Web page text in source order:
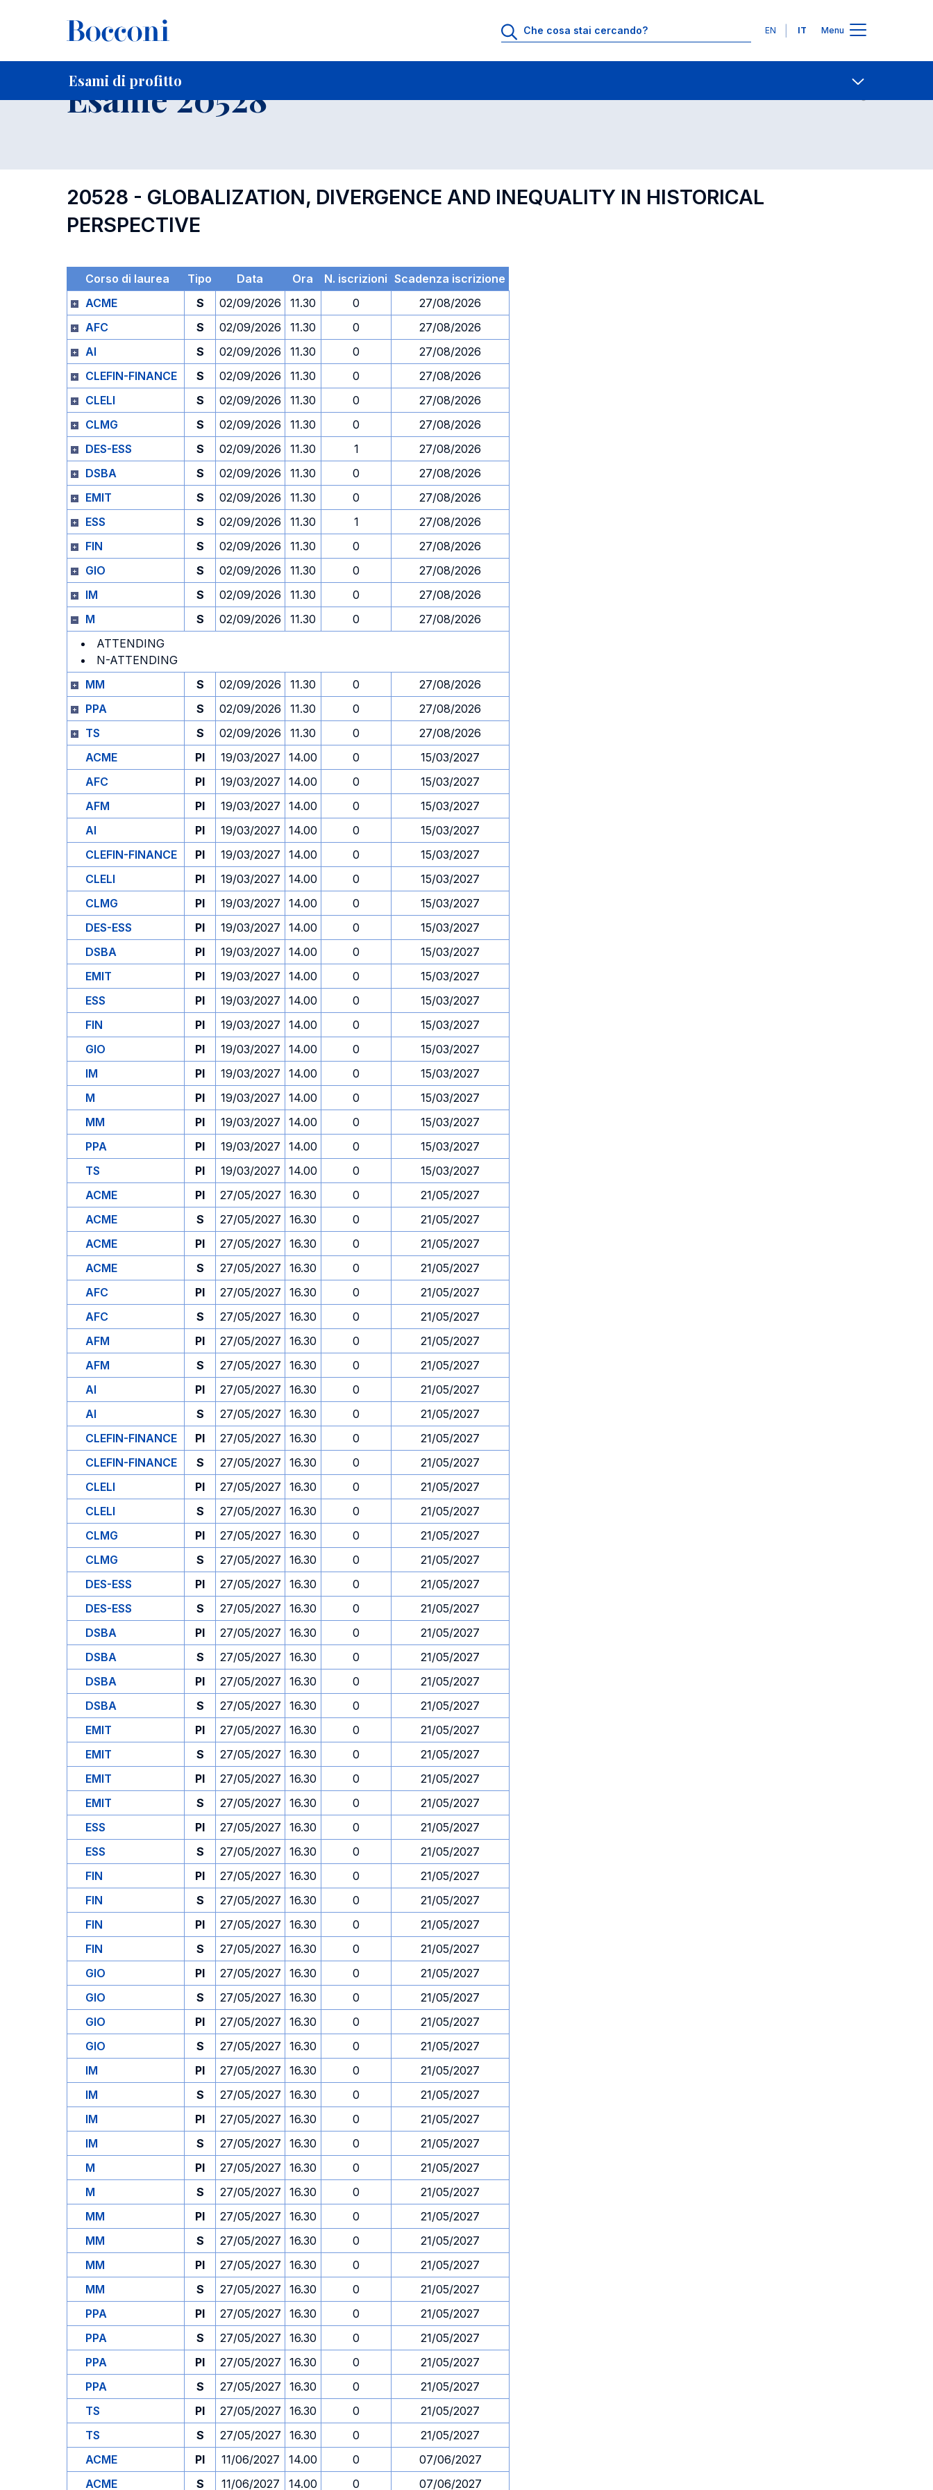
Lingue
EN IT Menu
Esami di profitto
Home Per studenti iscritti Contatti
Esame 20528
20528 - GLOBALIZATION, DIVERGENCE AND INEQUALITY IN HISTORICAL
PERSPECTIVE
Corso di laurea Tipo Data Ora N. iscrizioni Scadenza iscrizione
ACME
S 02/09/2026 11.30 0
27/08/2026
AFC
S 02/09/2026 11.30 0
27/08/2026
AI
S 02/09/2026 11.30 0
27/08/2026
CLEFIN-FINANCE
S 02/09/2026 11.30 0
27/08/2026
CLELI
S 02/09/2026 11.30 0
27/08/2026
CLMG
S 02/09/2026 11.30 0
27/08/2026
DES-ESS
S 02/09/2026 11.30 1
27/08/2026
DSBA
S 02/09/2026 11.30 0
27/08/2026
EMIT
S 02/09/2026 11.30 0
27/08/2026
ESS
S 02/09/2026 11.30 1
27/08/2026
FIN
S 02/09/2026 11.30 0
27/08/2026
GIO
S 02/09/2026 11.30 0
27/08/2026
IM
S 02/09/2026 11.30 0
27/08/2026
M
S 02/09/2026 11.30 0
27/08/2026
ATTENDING
N-ATTENDING
MM
S 02/09/2026 11.30 0
27/08/2026
PPA
S 02/09/2026 11.30 0
27/08/2026
TS
S 02/09/2026 11.30 0
27/08/2026
ACME
PI 19/03/2027 14.00 0
15/03/2027
AFC
PI 19/03/2027 14.00 0
15/03/2027
AFM
PI 19/03/2027 14.00 0
15/03/2027
AI
PI 19/03/2027 14.00 0
15/03/2027
CLEFIN-FINANCE
PI 19/03/2027 14.00 0
15/03/2027
CLELI
PI 19/03/2027 14.00 0
15/03/2027
CLMG
PI 19/03/2027 14.00 0
15/03/2027
DES-ESS
PI 19/03/2027 14.00 0
15/03/2027
DSBA
PI 19/03/2027 14.00 0
15/03/2027
EMIT
PI 19/03/2027 14.00 0
15/03/2027
ESS
PI 19/03/2027 14.00 0
15/03/2027
FIN
PI 19/03/2027 14.00 0
15/03/2027
GIO
PI 19/03/2027 14.00 0
15/03/2027
IM
PI 19/03/2027 14.00 0
15/03/2027
M
PI 19/03/2027 14.00 0
15/03/2027
MM
PI 19/03/2027 14.00 0
15/03/2027
PPA
PI 19/03/2027 14.00 0
15/03/2027
TS
PI 19/03/2027 14.00 0
15/03/2027
ACME
PI 27/05/2027 16.30 0
21/05/2027
ACME
S 27/05/2027 16.30 0
21/05/2027
ACME
PI 27/05/2027 16.30 0
21/05/2027
ACME
S 27/05/2027 16.30 0
21/05/2027
AFC
PI 27/05/2027 16.30 0
21/05/2027
AFC
S 27/05/2027 16.30 0
21/05/2027
AFM
PI 27/05/2027 16.30 0
21/05/2027
AFM
S 27/05/2027 16.30 0
21/05/2027
AI
PI 27/05/2027 16.30 0
21/05/2027
AI
S 27/05/2027 16.30 0
21/05/2027
CLEFIN-FINANCE
PI 27/05/2027 16.30 0
21/05/2027
CLEFIN-FINANCE
S 27/05/2027 16.30 0
21/05/2027
CLELI
PI 27/05/2027 16.30 0
21/05/2027
CLELI
S 27/05/2027 16.30 0
21/05/2027
CLMG
PI 27/05/2027 16.30 0
21/05/2027
CLMG
S 27/05/2027 16.30 0
21/05/2027
DES-ESS
PI 27/05/2027 16.30 0
21/05/2027
DES-ESS
S 27/05/2027 16.30 0
21/05/2027
DSBA
PI 27/05/2027 16.30 0
21/05/2027
DSBA
S 27/05/2027 16.30 0
21/05/2027
DSBA
PI 27/05/2027 16.30 0
21/05/2027
DSBA
S 27/05/2027 16.30 0
21/05/2027
EMIT
PI 27/05/2027 16.30 0
21/05/2027
EMIT
S 27/05/2027 16.30 0
21/05/2027
EMIT
PI 27/05/2027 16.30 0
21/05/2027
EMIT
S 27/05/2027 16.30 0
21/05/2027
ESS
PI 27/05/2027 16.30 0
21/05/2027
ESS
S 27/05/2027 16.30 0
21/05/2027
FIN
PI 27/05/2027 16.30 0
21/05/2027
FIN
S 27/05/2027 16.30 0
21/05/2027
FIN
PI 27/05/2027 16.30 0
21/05/2027
FIN
S 27/05/2027 16.30 0
21/05/2027
GIO
PI 27/05/2027 16.30 0
21/05/2027
GIO
S 27/05/2027 16.30 0
21/05/2027
GIO
PI 27/05/2027 16.30 0
21/05/2027
GIO
S 27/05/2027 16.30 0
21/05/2027
IM
PI 27/05/2027 16.30 0
21/05/2027
IM
S 27/05/2027 16.30 0
21/05/2027
IM
PI 27/05/2027 16.30 0
21/05/2027
IM
S 27/05/2027 16.30 0
21/05/2027
M
PI 27/05/2027 16.30 0
21/05/2027
M
S 27/05/2027 16.30 0
21/05/2027
MM
PI 27/05/2027 16.30 0
21/05/2027
MM
S 27/05/2027 16.30 0
21/05/2027
MM
PI 27/05/2027 16.30 0
21/05/2027
MM
S 27/05/2027 16.30 0
21/05/2027
PPA
PI 27/05/2027 16.30 0
21/05/2027
PPA
S 27/05/2027 16.30 0
21/05/2027
PPA
PI 27/05/2027 16.30 0
21/05/2027
PPA
S 27/05/2027 16.30 0
21/05/2027
TS
PI 27/05/2027 16.30 0
21/05/2027
TS
S 27/05/2027 16.30 0
21/05/2027
ACME
PI 11/06/2027 14.00 0
07/06/2027
ACME
S 11/06/2027 14.00 0 07/06/2027